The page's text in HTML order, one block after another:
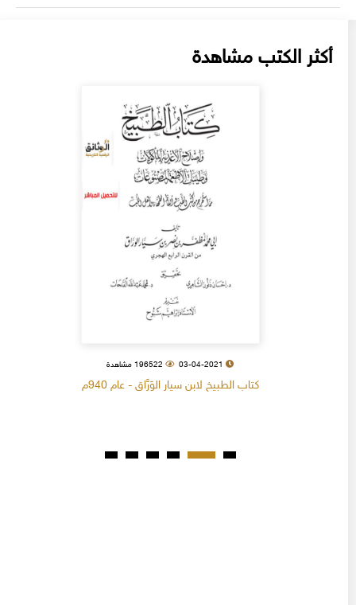
أكثر الكتب مشاهدة
03-04-2021 196522 مشاهدة
كتاب الطبيخ لابن سيار الوَرَّاق - عام 940م